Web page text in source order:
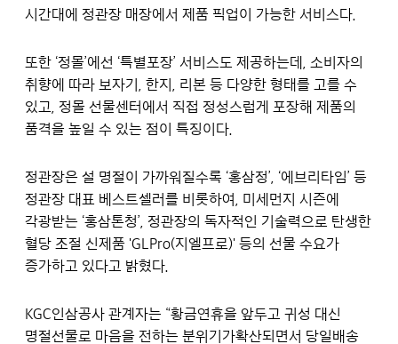
시간대에 정관장 매장에서 제품 픽업이 가능한 서비스다.
또한 ‘정몰’에선 ‘특별포장’ 서비스도 제공하는데, 소비자의
취향에 따라 보자기, 한지, 리본 등 다양한 형태를 고를 수
있고, 정몰 선물센터에서 직접 정성스럽게 포장해 제품의
품격을 높일 수 있는 점이 특징이다.
정관장은 설 명절이 가까워질수록 ‘홍삼정’, ‘에브리타임’ 등
정관장 대표 베스트셀러를 비롯하여, 미세먼지 시즌에
각광받는 ‘홍삼톤청’, 정관장의 독자적인 기술력으로 탄생한
혈당 조절 신제품 'GLPro(지엘프로)' 등의 선물 수요가
증가하고 있다고 밝혔다.
KGC인삼공사 관계자는 “황금연휴을 앞두고 귀성 대신
명절선물로 마음을 전하는 분위기가확산되면서 당일배송